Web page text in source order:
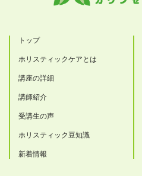
トップ
ホリスティックケアとは
講座の詳細
講師紹介
受講生の声
ホリスティック豆知識
新着情報